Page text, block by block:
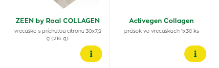
ZEEN by Roal COLLAGEN
vrecúška s príchuťou citrónu 30x7,2
g (216 g)
Activegen Collagen
prášok vo vrecúškach 1x30 ks